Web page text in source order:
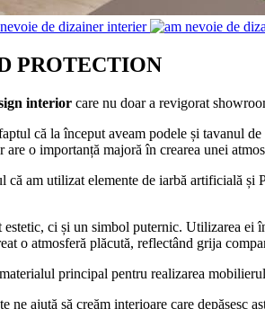
PROTECTION
interior care nu doar a revigorat
că la început aveam podele și tavanul
o importanță majoră în crearea unei
am utilizat elemente de iarbă artificială și
estetic, ci și un simbol puternic. Utilizarea
o atmosferă plăcută, reflectând grija
principal pentru realizarea
ne ajută să creăm interioare care